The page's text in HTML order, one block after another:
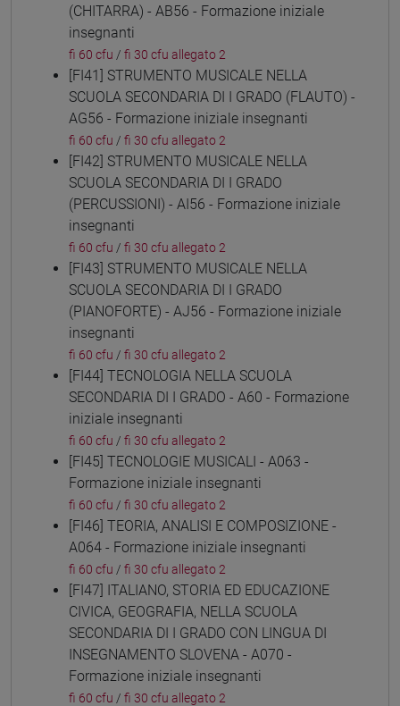
(CHITARRA) - AB56 - Formazione iniziale
insegnanti
fi 60 cfu / fi 30 cfu allegato 2
[FI41] STRUMENTO MUSICALE NELLA
SCUOLA SECONDARIA DI I GRADO (FLAUTO) -
AG56 - Formazione iniziale insegnanti
fi 60 cfu / fi 30 cfu allegato 2
[FI42] STRUMENTO MUSICALE NELLA
SCUOLA SECONDARIA DI I GRADO
(PERCUSSIONI) - AI56 - Formazione iniziale
insegnanti
fi 60 cfu / fi 30 cfu allegato 2
[FI43] STRUMENTO MUSICALE NELLA
SCUOLA SECONDARIA DI I GRADO
(PIANOFORTE) - AJ56 - Formazione iniziale
insegnanti
fi 60 cfu / fi 30 cfu allegato 2
[FI44] TECNOLOGIA NELLA SCUOLA
SECONDARIA DI I GRADO - A60 - Formazione
iniziale insegnanti
fi 60 cfu / fi 30 cfu allegato 2
[FI45] TECNOLOGIE MUSICALI - A063 -
Formazione iniziale insegnanti
fi 60 cfu / fi 30 cfu allegato 2
[FI46] TEORIA, ANALISI E COMPOSIZIONE -
A064 - Formazione iniziale insegnanti
fi 60 cfu / fi 30 cfu allegato 2
[FI47] ITALIANO, STORIA ED EDUCAZIONE
CIVICA, GEOGRAFIA, NELLA SCUOLA
SECONDARIA DI I GRADO CON LINGUA DI
INSEGNAMENTO SLOVENA - A070 -
Formazione iniziale insegnanti
fi 60 cfu / fi 30 cfu allegato 2